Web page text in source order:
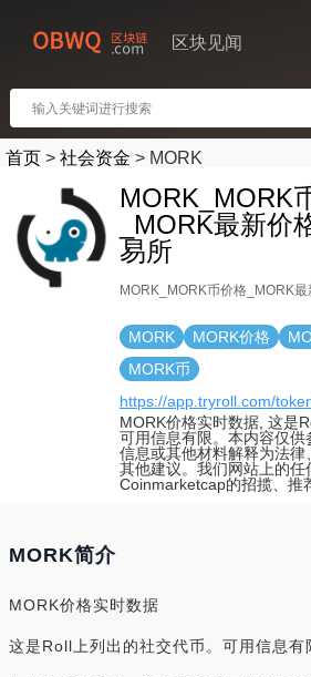
区块见闻
首页 > 社会资金 > MORK
MORK_MORK
_MORK最新价
易所
MORK_MORK币价格_MORK
MORK MORK价格
MORK币
https://app.tryroll.com/
MORK价格实时数据, 这是
可用信息有限。本内容仅
信息或其他材料解释为法
其他建议。我们网站上的任
Coinmarketcap的招揽、推
MORK简介
MORK价格实时数据
这是Roll上列出的社交代币。可用信息有